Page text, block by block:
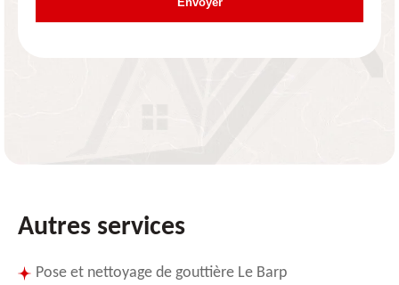
Autres services
Pose et nettoyage de gouttière Le Barp